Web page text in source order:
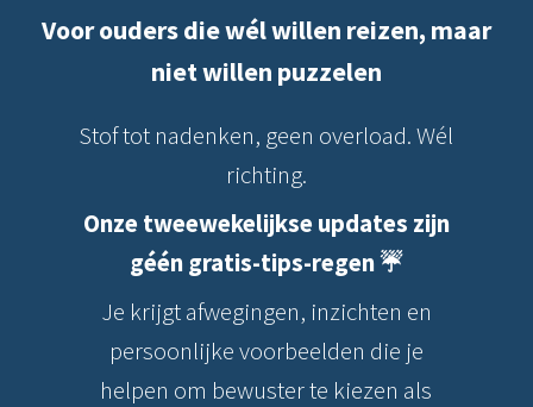
Voor ouders die wél willen reizen, maar
niet willen puzzelen
Stof tot nadenken, geen overload. Wél
richting.
Onze tweewekelijkse updates zijn
géén gratis-tips-regen ☔️
Je krijgt afwegingen, inzichten en
persoonlijke voorbeelden die je
helpen om bewuster te kiezen als